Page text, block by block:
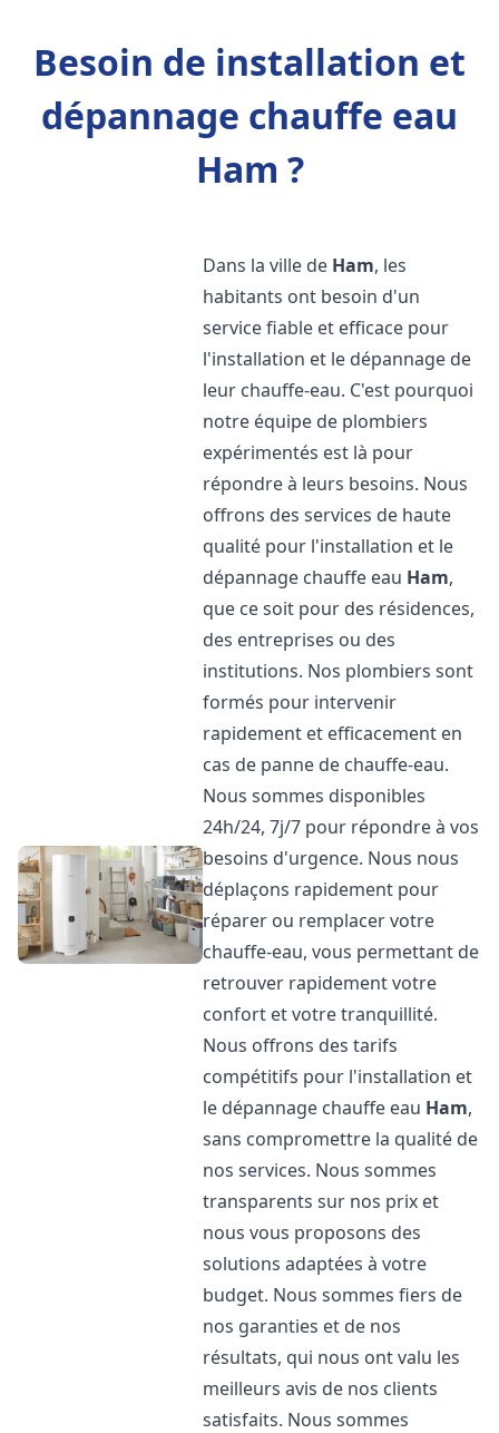
Besoin de installation et
dépannage chauffe eau
Ham ?
Dans la ville de Ham, les
habitants ont besoin d'un
service fiable et efficace pour
l'installation et le dépannage de
leur chauffe-eau. C'est pourquoi
notre équipe de plombiers
expérimentés est là pour
répondre à leurs besoins. Nous
offrons des services de haute
qualité pour l'installation et le
dépannage chauffe eau Ham,
que ce soit pour des résidences,
des entreprises ou des
institutions. Nos plombiers sont
formés pour intervenir
rapidement et efficacement en
cas de panne de chauffe-eau.
Nous sommes disponibles
24h/24, 7j/7 pour répondre à vos
besoins d'urgence. Nous nous
déplaçons rapidement pour
réparer ou remplacer votre
chauffe-eau, vous permettant de
retrouver rapidement votre
confort et votre tranquillité.
Nous offrons des tarifs
compétitifs pour l'installation et
le dépannage chauffe eau Ham,
sans compromettre la qualité de
nos services. Nous sommes
transparents sur nos prix et
nous vous proposons des
solutions adaptées à votre
budget. Nous sommes fiers de
nos garanties et de nos
résultats, qui nous ont valu les
meilleurs avis de nos clients
satisfaits. Nous sommes